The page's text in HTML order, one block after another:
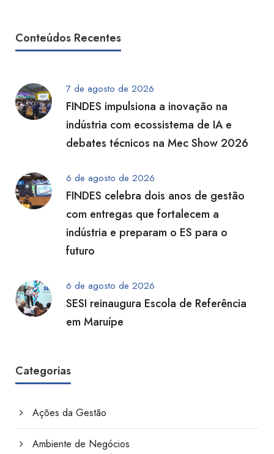
Conteúdos Recentes
7 de agosto de 2026
FINDES impulsiona a inovação na
indústria com ecossistema de IA e
debates técnicos na Mec Show 2026
6 de agosto de 2026
FINDES celebra dois anos de gestão
com entregas que fortalecem a
indústria e preparam o ES para o
futuro
6 de agosto de 2026
SESI reinaugura Escola de Referência
em Maruípe
Categorias
Ações da Gestão
Ambiente de Negócios